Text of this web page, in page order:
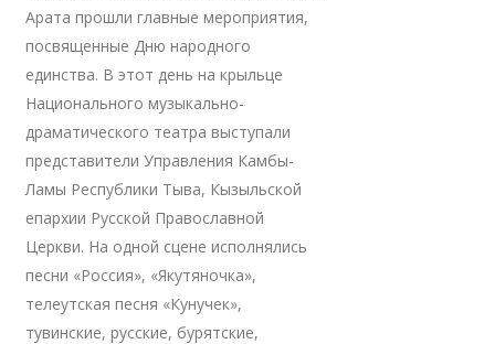
Арата прошли главные мероприятия,
посвященные Дню народного
единства. В этот день на крыльце
Национального музыкально-
драматического театра выступали
представители Управления Камбы-
Ламы Республики Тыва, Кызыльской
епархии Русской Православной
Церкви. На одной сцене исполнялись
песни «Россия», «Якутяночка»,
телеутская песня «Кунучек»,
тувинские, русские, бурятские,